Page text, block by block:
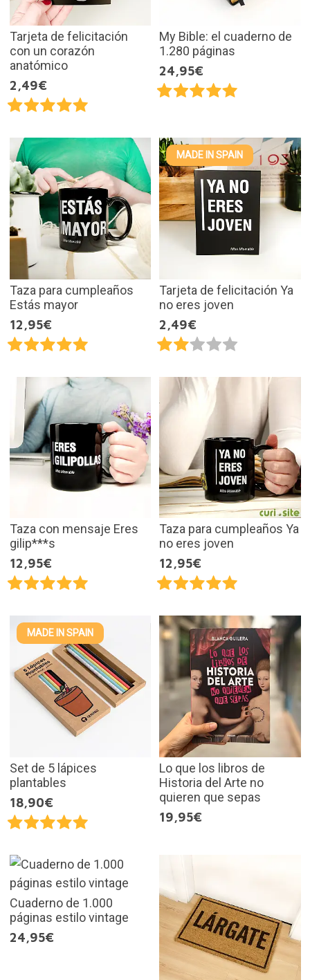
Tarjeta de felicitación
con un corazón
anatómico
2,49€
My Bible: el cuaderno de
1.280 páginas
24,95€
Taza para cumpleaños
Estás mayor
12,95€
MADE IN SPAIN
Tarjeta de felicitación Ya
no eres joven
2,49€
Taza con mensaje Eres
gilip***s
12,95€
Taza para cumpleaños Ya
no eres joven
12,95€
MADE IN SPAIN
Set de 5 lápices
plantables
18,90€
Lo que los libros de
Historia del Arte no
quieren que sepas
19,95€
Cuaderno de 1.000
páginas estilo vintage
24,95€